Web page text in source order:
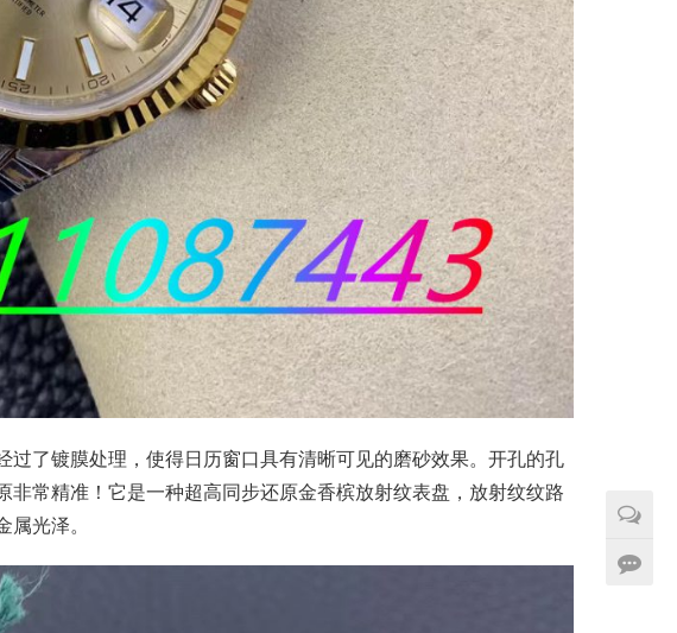
了镀膜处理，使得日历窗口具有清晰可见的磨砂效果。开孔的孔
常精准！它是一种超高同步还原金香槟放射纹表盘，放射纹纹路
光泽。